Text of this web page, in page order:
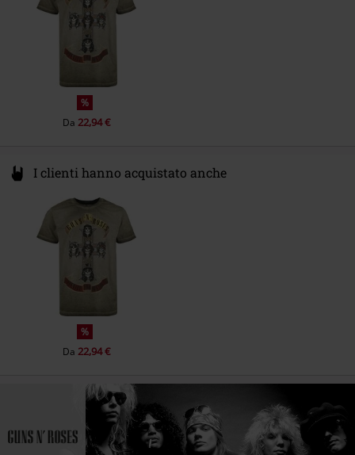
%
Da 22,94 €
I clienti hanno acquistato anche
%
Da 22,94 €